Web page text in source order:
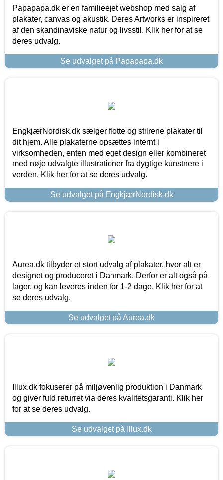
Papapapa.dk er en familieejet webshop med salg af
plakater, canvas og akustik. Deres Artworks er inspireret
af den skandinaviske natur og livsstil. Klik her for at se
deres udvalg.
Se udvalget på Papapapa.dk
EngkjærNordisk.dk sælger flotte og stilrene plakater til
dit hjem. Alle plakaterne opsættes internt i
virksomheden, enten med eget design eller kombineret
med nøje udvalgte illustrationer fra dygtige kunstnere i
verden. Klik her for at se deres udvalg.
Se udvalget på EngkjærNordisk.dk
Aurea.dk tilbyder et stort udvalg af plakater, hvor alt er
designet og produceret i Danmark. Derfor er alt også på
lager, og kan leveres inden for 1-2 dage. Klik her for at
se deres udvalg.
Se udvalget på Aurea.dk
Illux.dk fokuserer på miljøvenlig produktion i Danmark
og giver fuld returret via deres kvalitetsgaranti. Klik her
for at se deres udvalg.
Se udvalget på Illux.dk